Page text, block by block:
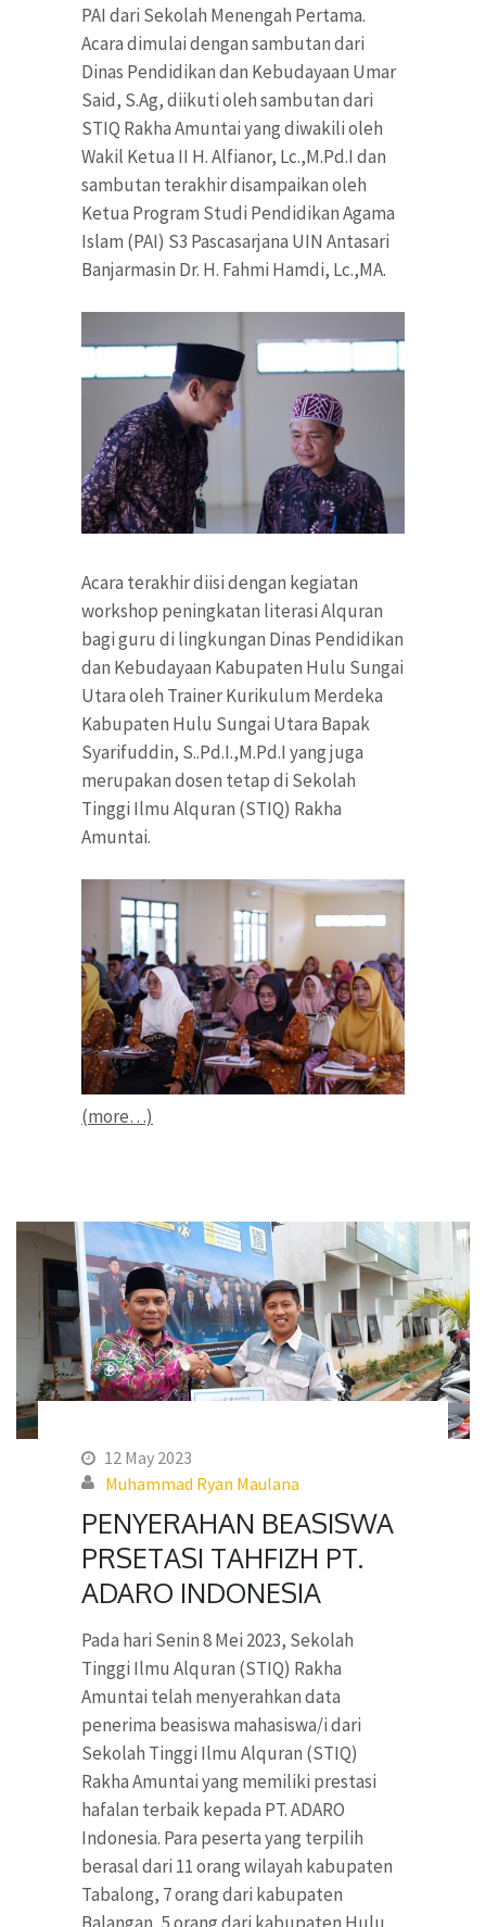
PAI dari Sekolah Menengah Pertama.
Acara dimulai dengan sambutan dari
Dinas Pendidikan dan Kebudayaan Umar
Said, S.Ag, diikuti oleh sambutan dari
STIQ Rakha Amuntai yang diwakili oleh
Wakil Ketua II H. Alfianor, Lc.,M.Pd.I dan
sambutan terakhir disampaikan oleh
Ketua Program Studi Pendidikan Agama
Islam (PAI) S3 Pascasarjana UIN Antasari
Banjarmasin Dr. H. Fahmi Hamdi, Lc.,MA.
Acara terakhir diisi dengan kegiatan
workshop peningkatan literasi Alquran
bagi guru di lingkungan Dinas Pendidikan
dan Kebudayaan Kabupaten Hulu Sungai
Utara oleh Trainer Kurikulum Merdeka
Kabupaten Hulu Sungai Utara Bapak
Syarifuddin, S..Pd.I.,M.Pd.I yang juga
merupakan dosen tetap di Sekolah
Tinggi Ilmu Alquran (STIQ) Rakha
Amuntai.
(more…)
12 May 2023
Muhammad Ryan Maulana
PENYERAHAN BEASISWA
PRSETASI TAHFIZH PT.
ADARO INDONESIA
Pada hari Senin 8 Mei 2023, Sekolah
Tinggi Ilmu Alquran (STIQ) Rakha
Amuntai telah menyerahkan data
penerima beasiswa mahasiswa/i dari
Sekolah Tinggi Ilmu Alquran (STIQ)
Rakha Amuntai yang memiliki prestasi
hafalan terbaik kepada PT. ADARO
Indonesia. Para peserta yang terpilih
berasal dari 11 orang wilayah kabupaten
Tabalong, 7 orang dari kabupaten